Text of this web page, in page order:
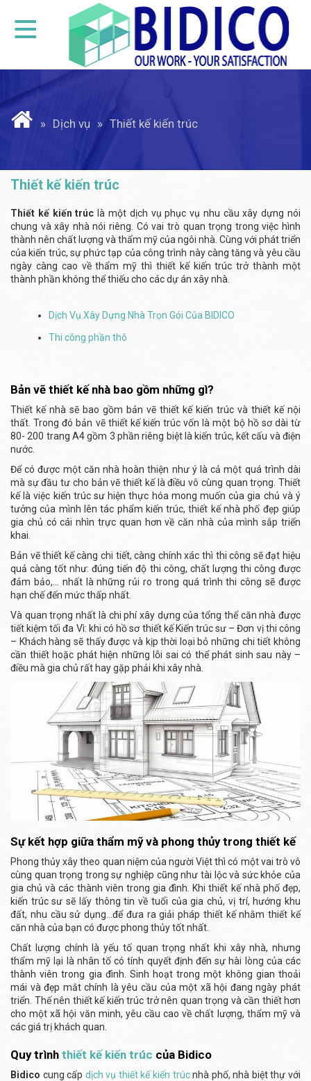
Dịch vụ Thiết kế kiến trúc
Thiết kế kiến trúc
Thiết kế kiến trúc là một dịch vụ phục vụ nhu cầu xây dựng nói
chung và xây nhà nói riêng. Có vai trò quan trọng trong việc hình
thành nên chất lượng và thẩm mỹ của ngôi nhà. Cùng với phát triển
của kiến trúc, sự phức tạp của công trình này càng tăng và yêu cầu
ngày càng cao về thẩm mỹ thì thiết kế kiến trúc trở thành một
thành phần không thể thiếu cho các dự án xây nhà.
Dịch Vụ Xây Dựng Nhà Trọn Gói Của BIDICO
Thi công phần thô
Bản vẽ thiết kế nhà bao gồm những gì?
Thiết kế nhà sẽ bao gồm bản vẽ thiết kế kiến trúc và thiết kế nội
thất. Trong đó bản vẽ thiết kế kiến trúc vốn là một bộ hồ sơ dài từ
80- 200 trang A4 gồm 3 phần riêng biệt là kiến trúc, kết cấu và điện
nước.
Để có được một căn nhà hoàn thiện như ý là cả một quá trình dài
mà sự đầu tư cho bản vẽ thiết kế là điều vô cùng quan trọng. Thiết
kế là việc kiến trúc sư hiện thực hóa mong muốn của gia chủ và ý
tưởng của mình lên tác phẩm kiến trúc, thiết kế nhà phố đẹp giúp
gia chủ có cái nhìn trực quan hơn về căn nhà của mình sắp triển
khai.
Bản vẽ thiết kế càng chi tiết, càng chính xác thì thi công sẽ đạt hiệu
quả càng tốt như: đúng tiến độ thi công, chất lượng thi công được
đảm bảo,… nhất là những rủi ro trong quá trình thi công sẽ được
hạn chế đến mức thấp nhất.
Và quan trọng nhất là chi phí xây dựng của tổng thể căn nhà được
tiết kiệm tối đa Vì: khi có hồ sơ thiết kế Kiến trúc sư – Đơn vị thi công
– Khách hàng sẽ thấy được và kịp thời loại bỏ những chi tiết không
cần thiết hoặc phát hiện những lỗi sai có thể phát sinh sau này –
điều mà gia chủ rất hay gặp phải khi xây nhà.
Sự kết hợp giữa thẩm mỹ và phong thủy trong thiết kế
Phong thủy xây theo quan niệm của người Việt thì có một vai trò vô
cùng quan trọng trong sự nghiệp cũng như tài lộc và sức khỏe của
gia chủ và các thành viên trong gia đình. Khi thiết kế nhà phố đẹp,
kiến trúc sư sẽ lấy thông tin về tuổi của gia chủ, vị trí, hướng khu
đất, nhu cầu sử dụng…để đưa ra giải pháp thiết kế nhằm thiết kế
căn nhà của bạn có được phong thủy tốt nhất.
Chất lượng chính là yếu tố quan trọng nhất khi xây nhà, nhưng
thẩm mỹ lại là nhân tố có tính quyết định đến sự hài lòng của các
thành viên trong gia đình. Sinh hoạt trong một không gian thoải
mái và đẹp mắt chính là yêu cầu của một xã hội đang ngày phát
triển. Thế nên thiết kế kiến trúc trở nên quan trọng và cần thiết hơn
cho một xã hội văn minh, yêu cầu cao về chất lượng, thẩm mỹ và
các giá trị khách quan.
Quy trình thiết kế kiến trúc của Bidico
Bidico cung cấp dịch vụ thiết kế kiến trúcnhà phố, nhà biệt thự với